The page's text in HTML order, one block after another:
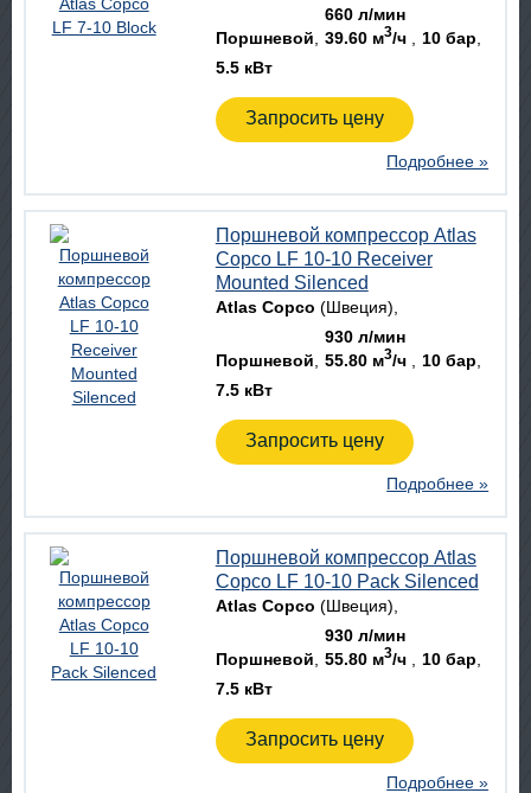
Поршневой
660 л/мин
39.60 м3/ч
10 бар
5.5 кВт
Запросить цену
Подробнее »
Поршневой компрессор Atlas
Copco LF 10-10 Receiver
Mounted Silenced
Atlas Copco (Швеция)
Поршневой
930 л/мин
55.80 м3/ч
10 бар
7.5 кВт
Запросить цену
Подробнее »
Поршневой компрессор Atlas
Copco LF 10-10 Pack Silenced
Atlas Copco (Швеция)
Поршневой
930 л/мин
55.80 м3/ч
10 бар
7.5 кВт
Запросить цену
Подробнее »